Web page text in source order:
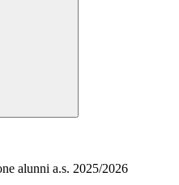
alunni a.s. 2025/2026